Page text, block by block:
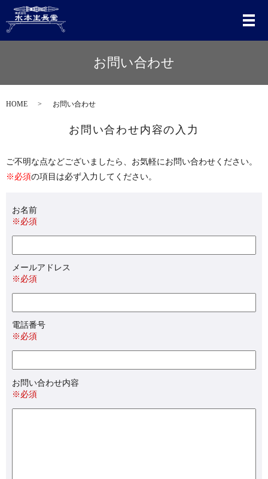
メ
お問い合わせ
HOME お問い合わせ
お問い合わせ内容の入力
ご不明な点などございましたら、お気軽にお問い合わせください。
※必須の項目は必ず入力してください。
お名前
※必須
メールアドレス
※必須
電話番号
※必須
お問い合わせ内容
※必須